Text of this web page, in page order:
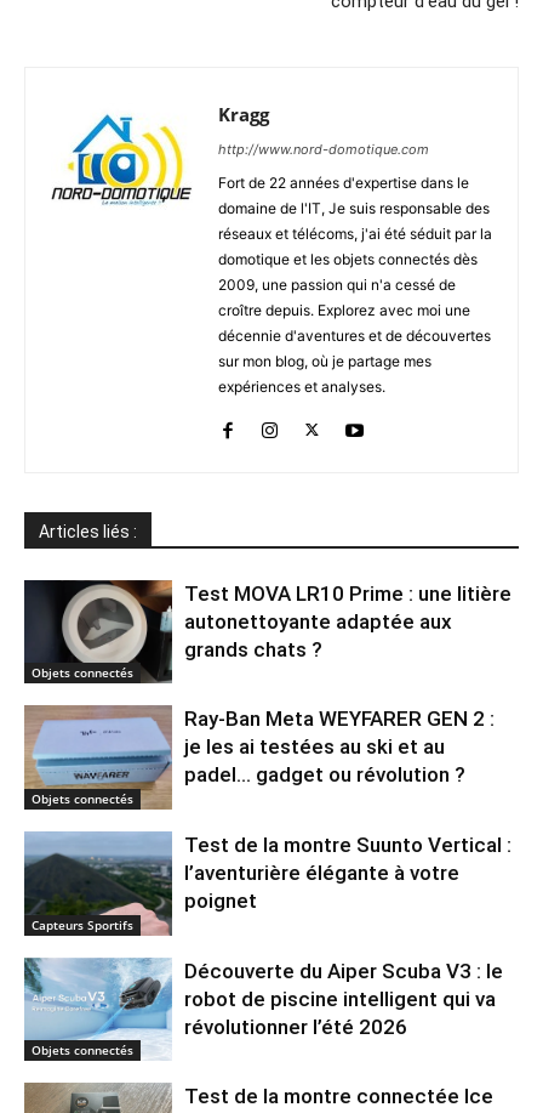
Kragg
http://www.nord-domotique.com
Fort de 22 années d'expertise dans le
domaine de l'IT, Je suis responsable des
réseaux et télécoms, j'ai été séduit par la
domotique et les objets connectés dès
2009, une passion qui n'a cessé de
croître depuis. Explorez avec moi une
décennie d'aventures et de découvertes
sur mon blog, où je partage mes
expériences et analyses.
Articles liés :
Objets connectés
Test MOVA LR10 Prime : une litière
autonettoyante adaptée aux
grands chats ?
Objets connectés
Ray-Ban Meta WEYFARER GEN 2 :
je les ai testées au ski et au
padel… gadget ou révolution ?
Capteurs Sportifs
Test de la montre Suunto Vertical :
l’aventurière élégante à votre
poignet
Objets connectés
Découverte du Aiper Scuba V3 : le
robot de piscine intelligent qui va
révolutionner l’été 2026
Test de la montre connectée Ice